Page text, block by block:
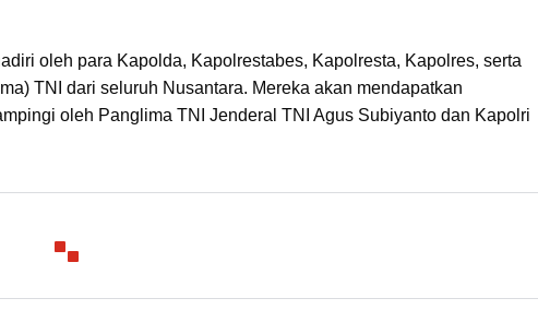
oleh para Kapolda, Kapolrestabes, Kapolresta, Kapolres, serta
TNI dari seluruh Nusantara. Mereka akan mendapatkan
oleh Panglima TNI Jenderal TNI Agus Subiyanto dan Kapolri